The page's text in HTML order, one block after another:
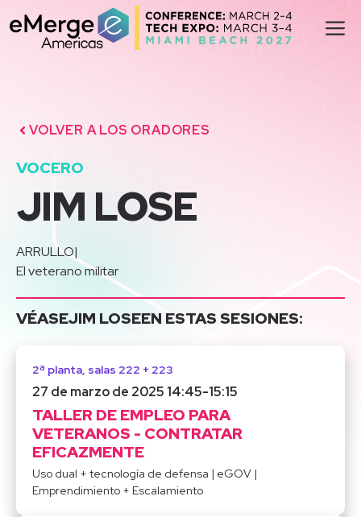
contenido
VOLVER A LOS ORADORES
VOCERO
JIM LOSE
|
ARRULLO
El veterano militar
VÉASEJIM LOSEEN ESTAS SESIONES:
2ª planta, salas 222 + 223
27 de marzo de 2025 14:45-15:15
TALLER DE EMPLEO PARA
VETERANOS - CONTRATAR
EFICAZMENTE
Uso dual + tecnología de defensa | eGOV |
Emprendimiento + Escalamiento